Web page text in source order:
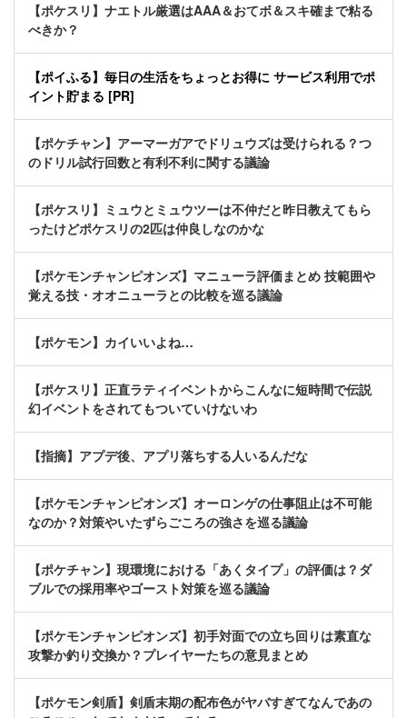
【ポケスリ】ナエトル厳選はAAA＆おてボ＆スキ確まで粘る
べきか？
【ポイふる】毎日の生活をちょっとお得に サービス利用でポ
イント貯まる [PR]
【ポケチャン】アーマーガアでドリュウズは受けられる？つ
のドリル試行回数と有利不利に関する議論
【ポケスリ】ミュウとミュウツーは不仲だと昨日教えてもら
ったけどポケスリの2匹は仲良しなのかな
【ポケモンチャンピオンズ】マニューラ評価まとめ 技範囲や
覚える技・オオニューラとの比較を巡る議論
【ポケモン】カイいいよね…
【ポケスリ】正直ラティイベントからこんなに短時間で伝説
幻イベントをされてもついていけないわ
【指摘】アプデ後、アプリ落ちする人いるんだな
【ポケモンチャンピオンズ】オーロンゲの仕事阻止は不可能
なのか？対策やいたずらごころの強さを巡る議論
【ポケチャン】現環境における「あくタイプ」の評価は？ダ
ブルでの採用率やゴースト対策を巡る議論
【ポケモンチャンピオンズ】初手対面での立ち回りは素直な
攻撃か釣り交換か？プレイヤーたちの意見まとめ
【ポケモン剣盾】剣盾末期の配布色がヤバすぎてなんであの